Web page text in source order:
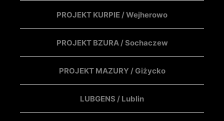
PROJEKT KURPIE / Wejherowo
PROJEKT BZURA / Sochaczew
PROJEKT MAZURY / Giżycko
LUBGENS / Lublin